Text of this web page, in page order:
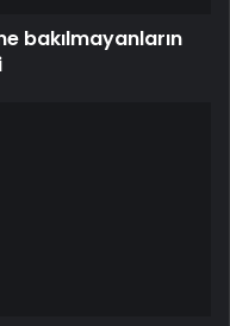
bakılmayanların